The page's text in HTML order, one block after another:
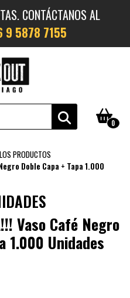
CONTÁCTANOS AL
9 5878 7155
0
PRODUCTOS
Doble Capa + Tapa 1.000
Vaso Café Negro
1.000 Unidades